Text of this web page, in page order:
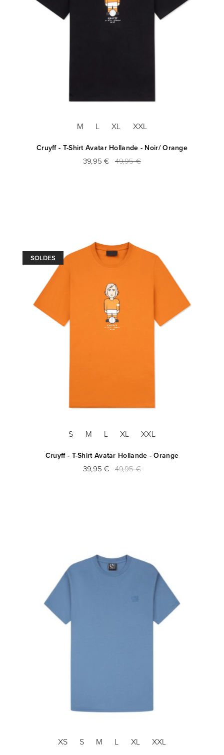
M L XL XXL
Cruyff - T-Shirt Avatar Hollande - Noir/ Orange
39,95 € 49,95 €
SOLDES
S M L XL XXL
Cruyff - T-Shirt Avatar Hollande - Orange
39,95 € 49,95 €
XS S M L XL XXL